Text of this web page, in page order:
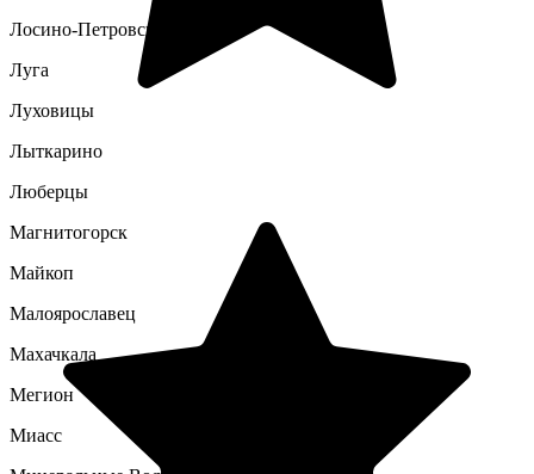
Лосино-Петровский
Луга
Луховицы
Лыткарино
Люберцы
Магнитогорск
Майкоп
Малоярославец
Махачкала
Мегион
Миасс